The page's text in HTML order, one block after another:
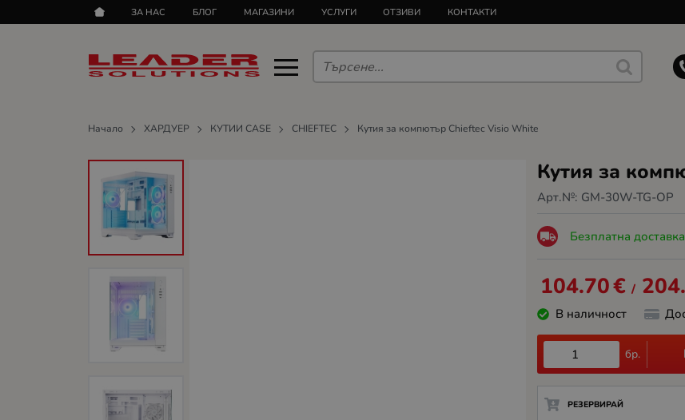
ЗА НАС БЛОГ МАГАЗИНИ УСЛУГИ ОТЗИВИ КОНТАКТИ
Начало ХАРДУЕР КУТИИ CASE CHIEFTEC Кутия за компютър Chieftec Visio White
Кутия за
Арт.№: GM-30W-TG-OP
Безплатна
104.70€ /
В наличност
бр.
РЕЗЕРВИРАЙ